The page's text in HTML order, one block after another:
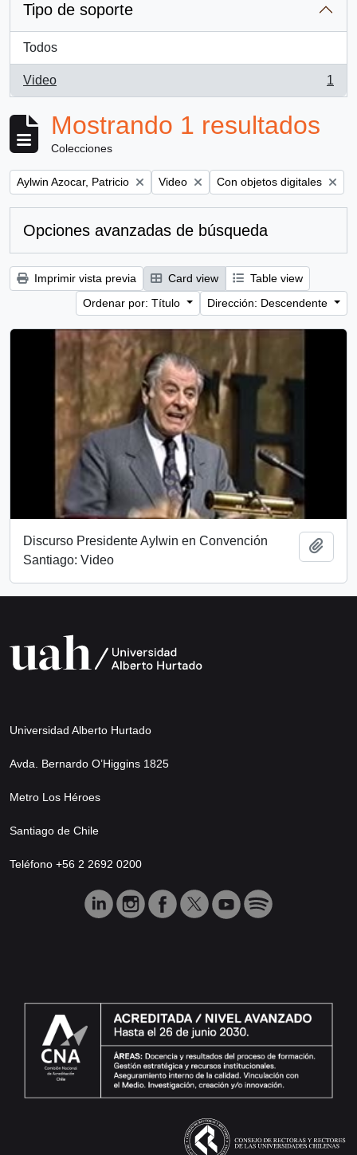
Tipo de soporte
Todos
Video
, 1 resultados
1
Mostrando 1 resultados
Colecciones
Remove filter:
Aylwin Azocar, Patricio Remove filter:
Video Remove filter:
Con objetos digitales
Opciones avanzadas de búsqueda
Imprimir vista previa Card view
Table view
Ordenar por: Título
Dirección: Descendente
Discurso Presidente Aylwin en Convención
Santiago: Video
Universidad Alberto Hurtado
Avda. Bernardo O’Higgins 1825
Metro Los Héroes
Santiago de Chile
Teléfono +56 2 2692 0200